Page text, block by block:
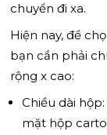
chuyển đi xa.
Hiện nay, để
bạn cần phải
rộng x cao:
Chiều dài
mặt hộp